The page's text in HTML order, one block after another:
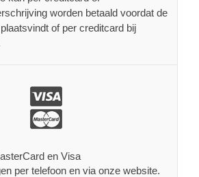
worden betaald voordat de
of per creditcard bij
en Visa
per telefoon en via onze website.